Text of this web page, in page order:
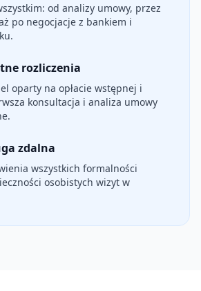
od analizy umowy, przez
po negocjacje z bankiem i
rozliczenia
oparty na opłacie wstępnej i
konsultacja i analiza umowy
zdalna
wszystkich formalności
osobistych wizyt w